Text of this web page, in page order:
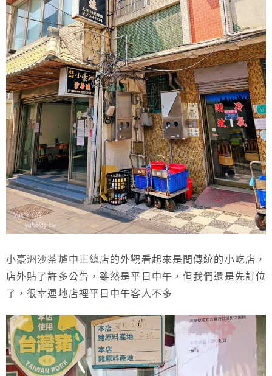
小豪洲沙茶爐中正總店的外觀看起來是間傳統的小吃店，
店外貼了許多公告，雖然是平日中午，但我們還是先訂位
了，很幸運地店裡平日中午客人不多